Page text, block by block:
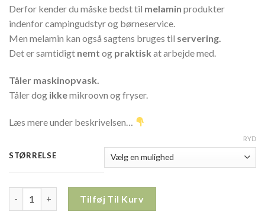
Derfor kender du måske bedst til melamin produkter
indenfor campingudstyr og børneservice.
Men melamin kan også sagtens bruges til servering.
Det er samtidigt nemt og praktisk at arbejde med.
Tåler maskinopvask.
Tåler dog ikkemikroovn og fryser.
Læs mere under beskrivelsen…
STØRRELSE
RYD
Tilføj Til Kurv